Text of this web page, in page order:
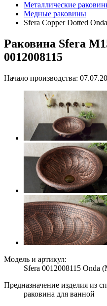
Металлические
Медные раковины
Sfera Copper Dotted Onda
Раковина Sfera
0012008115
Начало производства:
Модель и артикул:
Sfera 0012008115 Onda
Предназначение изделия из
раковина для ванной